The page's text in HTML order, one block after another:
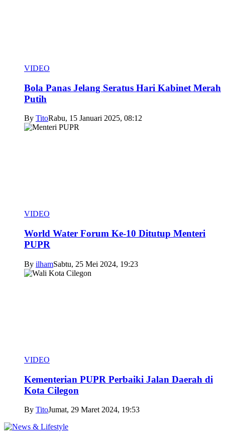
VIDEO
Bola Panas Jelang Seratus Hari Kabinet Merah
Putih
By TitoRabu, 15 Januari 2025, 08:12
VIDEO
World Water Forum Ke-10 Ditutup Menteri
PUPR
By ilhamSabtu, 25 Mei 2024, 19:23
VIDEO
Kementerian PUPR Perbaiki Jalan Daerah di
Kota Cilegon
By TitoJumat, 29 Maret 2024, 19:53